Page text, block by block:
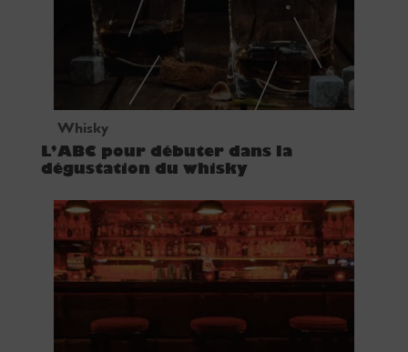
Whisky
L’ABC pour débuter dans la
dégustation du whisky